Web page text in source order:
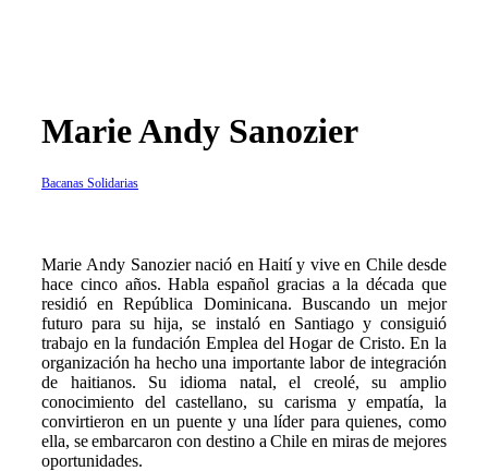
Marie Andy Sanozier
Bacanas Solidarias
Marie Andy Sanozier nació en Haití y vive en Chile desde
hace cinco años. Habla español gracias a la década que
residió en República Dominicana. Buscando un mejor
futuro para su hija, se instaló en Santiago y consiguió
trabajo en la fundación Emplea del Hogar de Cristo. En la
organización ha hecho una importante labor de integración
de haitianos. Su idioma natal, el creolé, su amplio
conocimiento del castellano, su carisma y empatía, la
convirtieron en un puente y una líder para quienes, como
ella, se embarcaron con destino a Chile en miras de mejores
oportunidades.